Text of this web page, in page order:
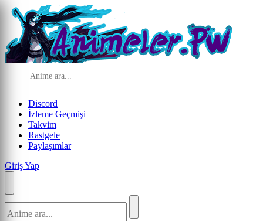
Discord
İzleme Geçmişi
Takvim
Rastgele
Paylaşımlar
Giriş Yap